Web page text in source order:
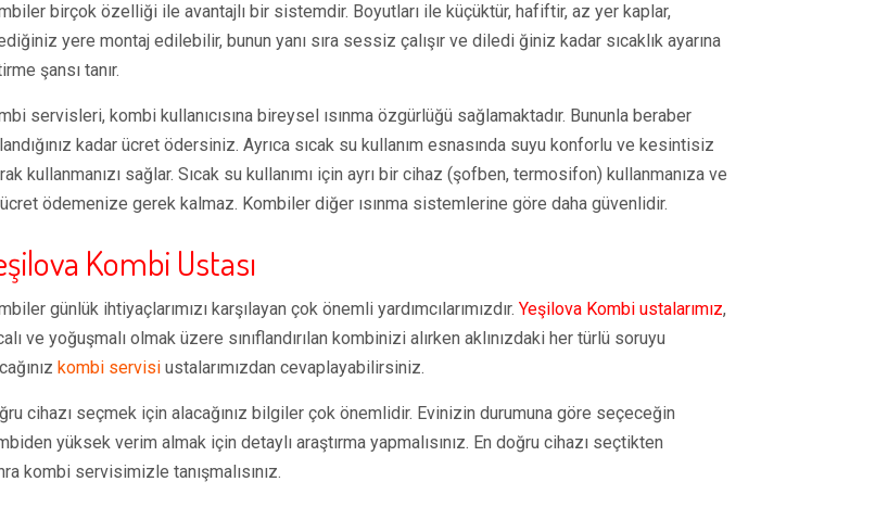
birçok özelliği ile avantajlı bir sistemdir. Boyutları ile küçüktür, hafiftir, az yer kaplar,
yere montaj edilebilir, bunun yanı sıra sessiz çalışır ve diledi ğiniz kadar sıcaklık ayarına
şansı tanır.
servisleri, kombi kullanıcısına bireysel ısınma özgürlüğü sağlamaktadır. Bununla beraber
kadar ücret ödersiniz. Ayrıca sıcak su kullanım esnasında suyu konforlu ve kesintisiz
kullanmanızı sağlar. Sıcak su kullanımı için ayrı bir cihaz (şofben, termosifon) kullanmanıza ve
ödemenize gerek kalmaz. Kombiler diğer ısınma sistemlerine göre daha güvenlidir.
Kombi Ustası
günlük ihtiyaçlarımızı karşılayan çok önemli yardımcılarımızdır. Yeşilova Kombi ustalarımız,
ve yoğuşmalı olmak üzere sınıflandırılan kombinizi alırken aklınızdaki her türlü soruyu
kombi servisi ustalarımızdan cevaplayabilirsiniz.
cihazı seçmek için alacağınız bilgiler çok önemlidir. Evinizin durumuna göre seçeceğin
yüksek verim almak için detaylı araştırma yapmalısınız. En doğru cihazı seçtikten
kombi servisimizle tanışmalısınız.